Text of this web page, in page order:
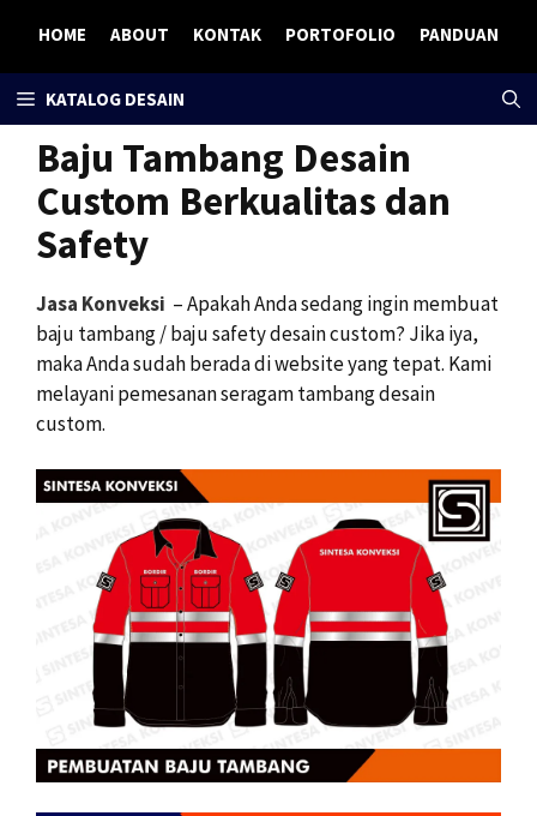
content
HOME ABOUT KONTAK PORTOFOLIO PANDUAN
KATALOG DESAIN
Baju Tambang Desain
Custom Berkualitas dan
Safety
Jasa Konveksi – Apakah Anda sedang ingin membuat
baju tambang / baju safety desain custom? Jika iya,
maka Anda sudah berada di website yang tepat. Kami
melayani pemesanan seragam tambang desain
custom.